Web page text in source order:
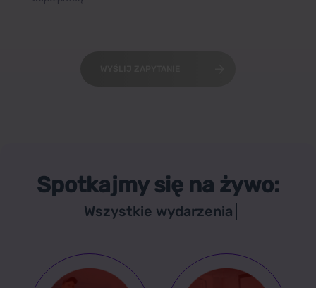
Spotkajmy się na żywo:
Wszystkie wydarzenia